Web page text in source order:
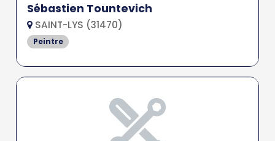
Sébastien Tountevich
SAINT-LYS (31470)
Peintre